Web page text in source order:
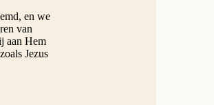
en we
van
aan Hem
Jezus